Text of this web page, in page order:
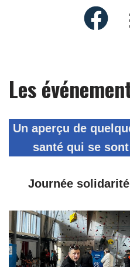
Les
Un aperçu de
santé qui se
Journée